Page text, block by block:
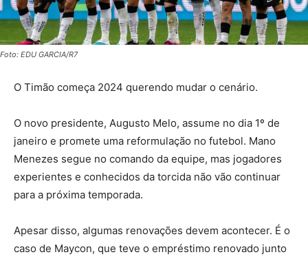
Foto: EDU GARCIA/R7
O Timão começa 2024 querendo mudar o cenário.
O novo presidente, Augusto Melo, assume no dia 1º de
janeiro e promete uma reformulação no futebol. Mano
Menezes segue no comando da equipe, mas jogadores
experientes e conhecidos da torcida não vão continuar
para a próxima temporada.
Apesar disso, algumas renovações devem acontecer. É o
caso de Maycon, que teve o empréstimo renovado junto